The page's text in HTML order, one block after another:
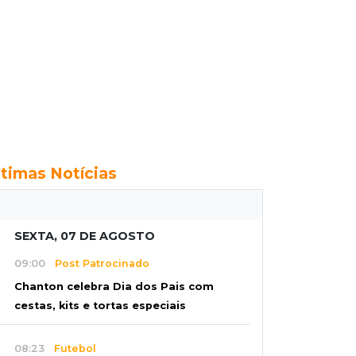
Notícias
SEXTA, 07 DE AGOSTO
09:00 Post Patrocinado
Chanton celebra Dia dos Pais com
cestas, kits e tortas especiais
08:23 Futebol